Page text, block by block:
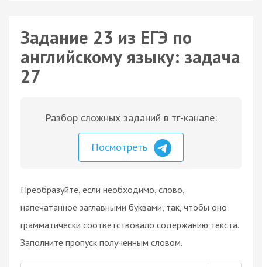
Задание 23 из ЕГЭ по
английскому языку: задача
27
Разбор сложных заданий в тг-канале:
Посмотреть
Преобразуйте, если необходимо, слово,
напечатанное заглавными буквами, так, чтобы оно
грамматически соответствовало содержанию текста.
Заполните пропуск полученным словом.